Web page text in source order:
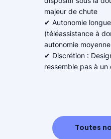
majeur de chute
✔ Autonomie
(téléassistance à
autonomie
✔ Discrétion :
ressemble pas à
Toutes